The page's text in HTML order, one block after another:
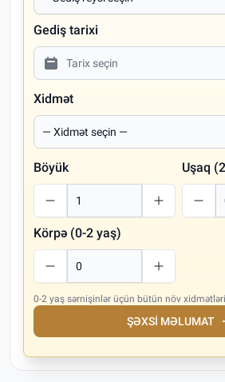
Gediş tarixi
Xidmət
Böyük Uşaq
Körpə (0-2 yaş)
0-2 yaş sərnişinlər üçün bütün növ
ŞƏXSI MƏLUMAT